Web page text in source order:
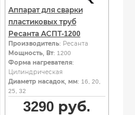
Аппарат для сварки
пластиковых труб
Ресанта АСПТ-1200
Производитель: Ресанта
Мощность, Вт: 1200
Форма нагревателя:
Цилиндрическая
Диаметр насадок, мм: 16, 20,
25, 32
3290руб.